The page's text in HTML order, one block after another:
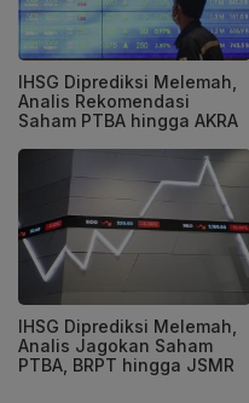
IHSG Diprediksi Melemah,
Analis Rekomendasi
Saham PTBA hingga AKRA
IHSG Diprediksi Melemah,
Analis Jagokan Saham
PTBA, BRPT hingga JSMR